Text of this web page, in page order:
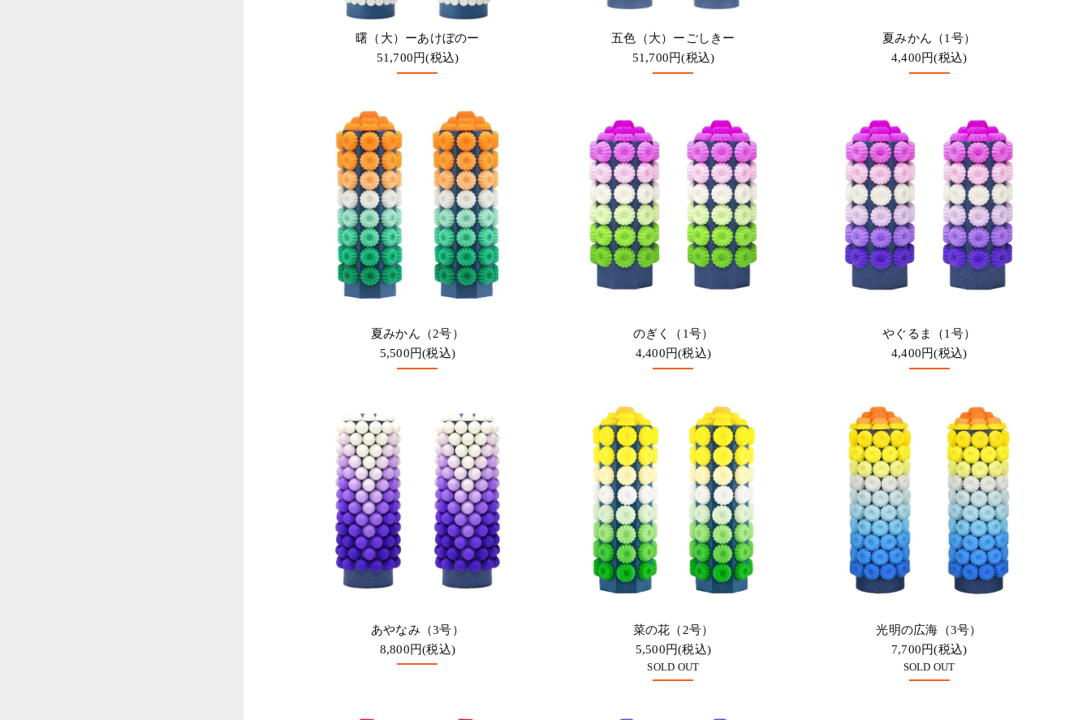
曙（大）ーあけぼのー
51,700円(税込)
五色（大）ーごしきー
51,700円(税込)
夏みかん（1号）
4,400円(税込)
夏みかん（2号）
5,500円(税込)
のぎく（1号）
4,400円(税込)
やぐるま（1号）
4,400円(税込)
あやなみ（3号）
8,800円(税込)
菜の花（2号）
5,500円(税込)
SOLD OUT
光明の広海（3号）
7,700円(税込)
SOLD OUT